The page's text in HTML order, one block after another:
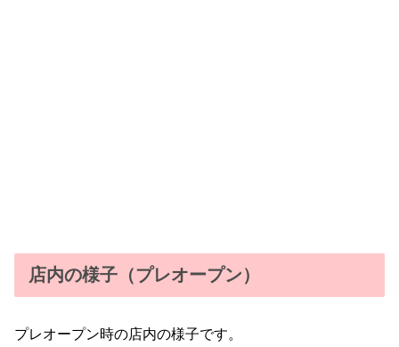
店内の様子（プレオープン）
プレオープン時の店内の様子です。